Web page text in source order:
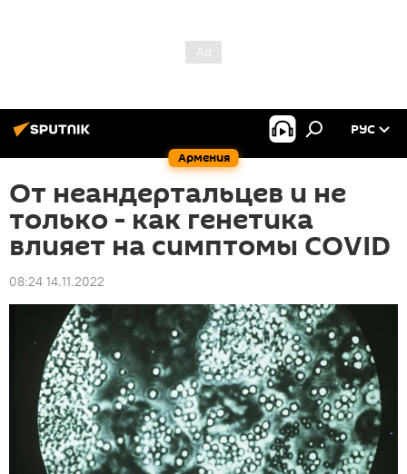
Армения
РУС
От неандертальцев и не
только - как генетика
влияет на симптомы CОVID
08:24 14.11.2022